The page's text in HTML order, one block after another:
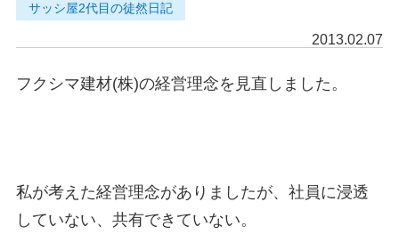
サッシ屋2代目の徒然日記
2013.02.07
フクシマ建材(株)の経営理念を見直しました。
私が考えた経営理念がありましたが、社員に浸透
していない、共有できていない。